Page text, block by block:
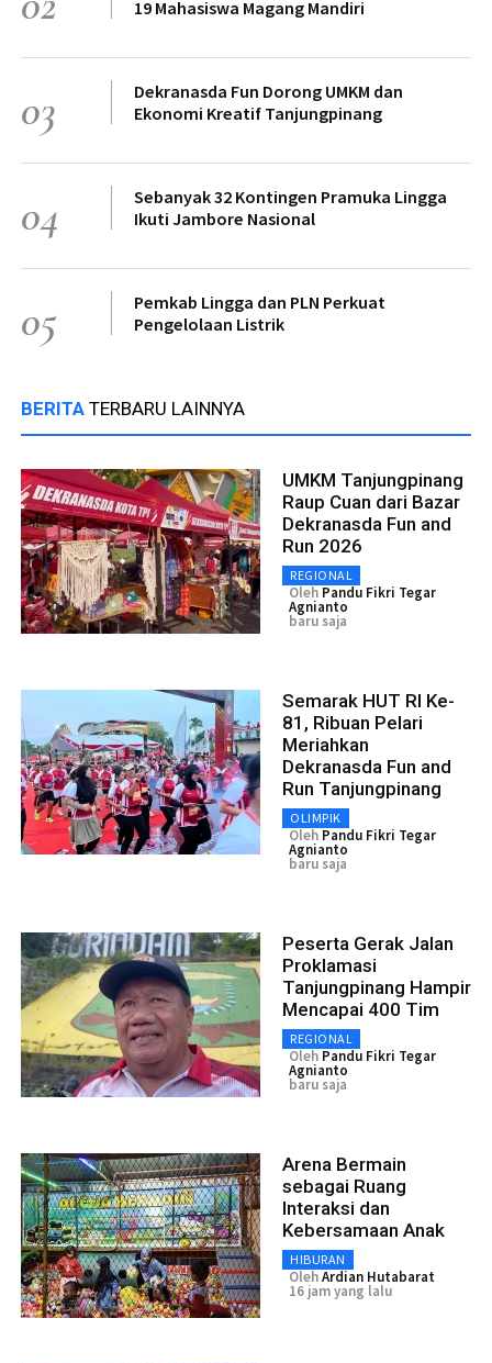
19 Mahasiswa Magang Mandiri
03
Dekranasda Fun Dorong UMKM dan
Ekonomi Kreatif Tanjungpinang
04
Sebanyak 32 Kontingen Pramuka Lingga
Ikuti Jambore Nasional
05
Pemkab Lingga dan PLN Perkuat
Pengelolaan Listrik
BERITA TERBARU LAINNYA
UMKM Tanjungpinang
Raup Cuan dari Bazar
Dekranasda Fun and
Run 2026
REGIONAL
Oleh Pandu Fikri Tegar
Agnianto
baru saja
Semarak HUT RI Ke-
81, Ribuan Pelari
Meriahkan
Dekranasda Fun and
Run Tanjungpinang
OLIMPIK
Oleh Pandu Fikri Tegar
Agnianto
baru saja
Peserta Gerak Jalan
Proklamasi
Tanjungpinang Hampir
Mencapai 400 Tim
REGIONAL
Oleh Pandu Fikri Tegar
Agnianto
baru saja
Arena Bermain
sebagai Ruang
Interaksi dan
Kebersamaan Anak
HIBURAN
OlehArdian Hutabarat
16 jam yang lalu